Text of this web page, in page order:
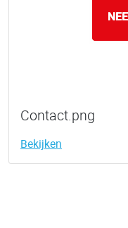
Contact.png
Bekijken